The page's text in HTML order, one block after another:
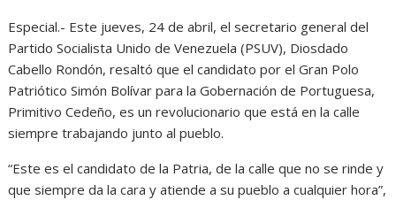
Especial.- Este jueves, 24 de abril, el secretario general del
Partido Socialista Unido de Venezuela (PSUV), Diosdado
Cabello Rondón, resaltó que el candidato por el Gran Polo
Patriótico Simón Bolívar para la Gobernación de Portuguesa,
Primitivo Cedeño, es un revolucionario que está en la calle
siempre trabajando junto al pueblo.
“Este es el candidato de la Patria, de la calle que no se rinde y
que siempre da la cara y atiende a su pueblo a cualquier hora”,